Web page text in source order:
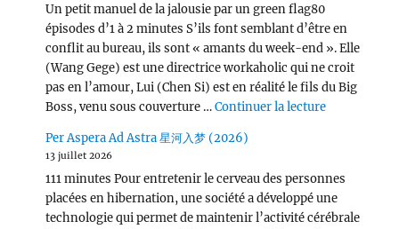
Un petit manuel de la jalousie par un green flag80
épisodes d’1 à 2 minutes S’ils font semblant d’être en
conflit au bureau, ils sont « amants du week-end ». Elle
(Wang Gege) est une directrice workaholic qui ne croit
pas en l’amour, Lui (Chen Si) est en réalité le fils du Big
Boss, venu sous couverture …Continuer la lecturede « Victory
Per Aspera Ad Astra 星河入梦 (2026)
13 juillet 2026
111 minutes Pour entretenir le cerveau des personnes
placées en hibernation, une société a développé une
technologie qui permet de maintenir l’activité cérébrale